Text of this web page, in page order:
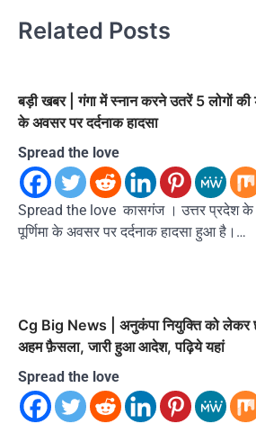
Related Posts
बड़ी खबर | गंगा में स्नान करने उतरें 5 लोगों की
के अवसर पर दर्दनाक हादसा
Spread the love
Spread the love कासगंज । उत्तर प्रदेश के
पूर्णिमा के अवसर पर दर्दनाक हादसा हुआ है।…
Cg Big News | अनुकंपा नियुक्ति को लेकर
अहम फ़ैसला, जारी हुआ आदेश, पढ़िये यहां
Spread the love